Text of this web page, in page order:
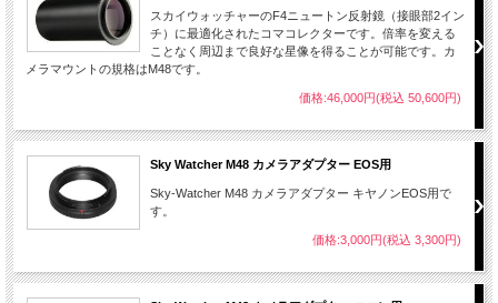
スカイウォッチャーのF4ニュートン反射鏡（接眼部2イン
チ）に最適化されたコマコレクターです。倍率を変える
ことなく周辺まで良好な星像を得ることが可能です。カ
メラマウントの規格はM48です。
価格:46,000円(税込 50,600円)
Sky Watcher M48 カメラアダプター EOS用
Sky-Watcher M48 カメラアダプター キヤノンEOS用で
す。
価格:3,000円(税込 3,300円)